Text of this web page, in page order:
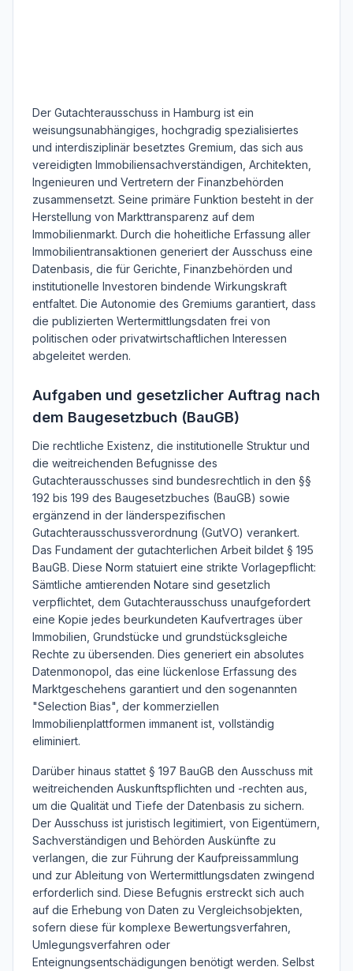
Der Gutachterausschuss in Hamburg ist ein
weisungsunabhängiges, hochgradig spezialisiertes
und interdisziplinär besetztes Gremium, das sich aus
vereidigten Immobiliensachverständigen, Architekten,
Ingenieuren und Vertretern der Finanzbehörden
zusammensetzt. Seine primäre Funktion besteht in der
Herstellung von Markttransparenz auf dem
Immobilienmarkt. Durch die hoheitliche Erfassung aller
Immobilientransaktionen generiert der Ausschuss eine
Datenbasis, die für Gerichte, Finanzbehörden und
institutionelle Investoren bindende Wirkungskraft
entfaltet. Die Autonomie des Gremiums garantiert, dass
die publizierten Wertermittlungsdaten frei von
politischen oder privatwirtschaftlichen Interessen
abgeleitet werden.
Aufgaben und gesetzlicher Auftrag nach
dem Baugesetzbuch (BauGB)
Die rechtliche Existenz, die institutionelle Struktur und
die weitreichenden Befugnisse des
Gutachterausschusses sind bundesrechtlich in den §§
192 bis 199 des Baugesetzbuches (BauGB) sowie
ergänzend in der länderspezifischen
Gutachterausschussverordnung (GutVO) verankert.
Das Fundament der gutachterlichen Arbeit bildet § 195
BauGB. Diese Norm statuiert eine strikte Vorlagepflicht:
Sämtliche amtierenden Notare sind gesetzlich
verpflichtet, dem Gutachterausschuss unaufgefordert
eine Kopie jedes beurkundeten Kaufvertrages über
Immobilien, Grundstücke und grundstücksgleiche
Rechte zu übersenden. Dies generiert ein absolutes
Datenmonopol, das eine lückenlose Erfassung des
Marktgeschehens garantiert und den sogenannten
"Selection Bias", der kommerziellen
Immobilienplattformen immanent ist, vollständig
eliminiert.
Darüber hinaus stattet § 197 BauGB den Ausschuss mit
weitreichenden Auskunftspflichten und -rechten aus,
um die Qualität und Tiefe der Datenbasis zu sichern.
Der Ausschuss ist juristisch legitimiert, von Eigentümern,
Sachverständigen und Behörden Auskünfte zu
verlangen, die zur Führung der Kaufpreissammlung
und zur Ableitung von Wertermittlungsdaten zwingend
erforderlich sind. Diese Befugnis erstreckt sich auch
auf die Erhebung von Daten zu Vergleichsobjekten,
sofern diese für komplexe Bewertungsverfahren,
Umlegungsverfahren oder
Enteignungsentschädigungen benötigt werden. Selbst